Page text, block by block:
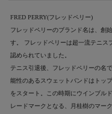
FRED PERRY(フレッドペリー)
フレッドペリーのブランド名は、創
す。 フレッドペリーは超一流テニス
認められていました。
テニス引退後、フレッドペリーの名
能性のあるスウェットバンドはトッ
をスタート。この時期にウインブル
レードマークとなる、月桂樹のマーク